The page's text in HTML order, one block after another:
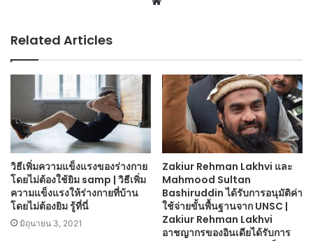
Related Articles
วิธีเพิ่มความแข็งแรงของร่างกาย
โดยไม่ต้องใช้ยิม samp | วิธีเพิ่ม
ความแข็งแรงให้ร่างกายที่บ้าน
โดยไม่ต้องยิม รู้ที่นี่
มิถุนายน 3, 2021
Zakiur Rehman Lakhvi และ
Mahmood Sultan
Bashiruddin ได้รับการอนุมัติค่า
ใช้จ่ายขั้นพื้นฐานจาก UNSC |
Zakiur Rehman Lakhvi
อาชญากรของอินเดียได้รับการ